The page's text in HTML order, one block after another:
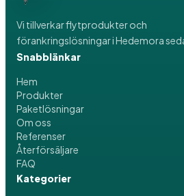
Vi tillverkar flytprodukter och
förankringslösningar i Hedemora
Snabblänkar
Hem
Produkter
Paketlösningar
Om oss
Referenser
Återförsäljare
FAQ
Kategorier